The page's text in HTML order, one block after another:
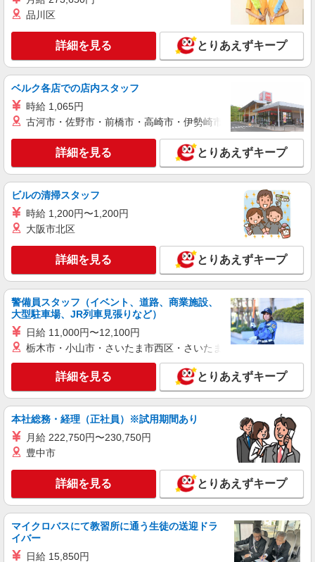
派遣社員
【softbank】人気機種に詳しくなれる携帯販
売
時給1500円〜1600円（経験・能力による） ※
残業代支給 ★交通費別途支給（規定あり） ゜
+゜・。○。・゜+゜・。○。・゜+゜ 入社祝い金10
万円支給(規定有) お友達を紹介頂くと, インセンテ
有）★ ゜・。○。・゜+゜・。○。・゜+゜
愛知県尾張旭市のsoftbankショップ
キープ 詳細を見る
契約社員
ソフトバンク販売契約社員【尾張旭市エリア】
家電量販店内の携帯販売スタッフ
月給 271,340円 〜 271,340円 試用期間なし ※
経験・能力による 【試用期間】時給 0 円 〜 0 円
■ソフトバンク販売契約社員【尾張旭市エリ
ア】 愛知県尾張旭市
キープ 詳細を見る
正社員
ソフトバンク尾張旭印場店
ソフトバンクショップの携帯販売スタッフ
月給 230,000円 〜 500,000円 固定残業代:
29,000円 〜 29,700円（20時間相当） ＊時間外手
当は時間外労働の有無にかかわらず、固定残業代
として支給し、相当時間を超える時間外労働分は
法定どおり追加で支給します。 試用期間なし ※経
験・能力による
■ソフトバンク尾張旭印場店 愛知県 尾張旭市
東印場町4丁目 5‐6
詳細を見る
紹介予定派遣
株式会社シエロ
スマホ携帯販売【エーユー】
時給1550円〜 ※残業代支給 ★交通費別途全額
円/月支給 家電アドバイザー資格をお持ちの方はグ
品川区
詳細を見る とりあえずキープ
ベルク各店での店内スタッフ
時給 1,065円
古河市・佐野市・前橋市・高崎市・伊勢崎市・太田市・館林市
詳細を見る とりあえずキープ
ビルの清掃スタッフ
時給 1,200円〜1,200円
大阪市北区
詳細を見る とりあえずキープ
警備員スタッフ（イベント、道路、商業施設、
大型駐車場、JR列車見張りなど）
日給 11,000円〜12,100円
栃木市・小山市・さいたま市西区・さいたま市岩槻区・久喜市・
詳細を見る とりあえずキープ
本社総務・経理（正社員）※試用期間あり
月給 222,750円〜230,750円
豊中市
詳細を見る とりあえずキープ
マイクロバスにて教習所に通う生徒の送迎ドラ
イバー
日給 15,850円